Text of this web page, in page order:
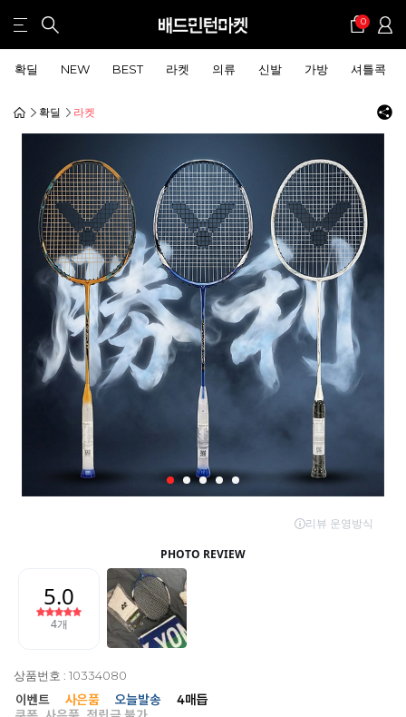
0
확딜 NEW BEST 라켓 의류 신발 가방 셔틀콕
확딜 라켓
상품번호 : 10334080